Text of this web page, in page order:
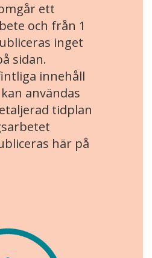
ett
och från 1
inget
sidan.
innehåll
användas
tidplan
här på